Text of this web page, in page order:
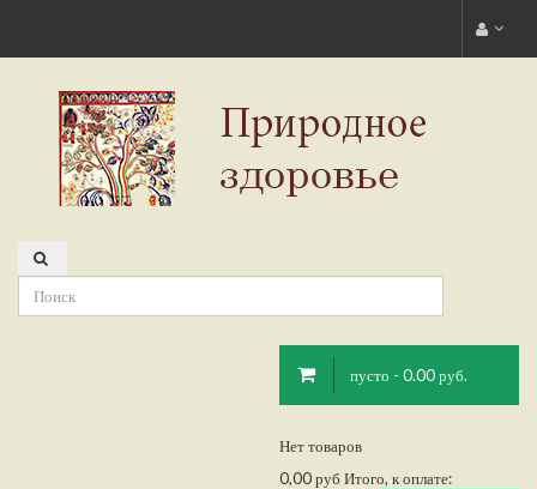
пусто - 0.00 руб.
Нет товаров
0,00 руб Итого, к оплате: